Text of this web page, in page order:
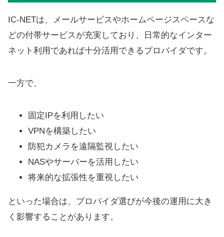
IC-NETは、メールサービスやホームページスペースな
どの付帯サービスが充実しており、日常的なインター
ネット利用であれば十分活用できるプロバイダです。
一方で、
固定IPを利用したい
VPNを構築したい
防犯カメラを遠隔監視したい
NASやサーバーを活用したい
将来的な拡張性を重視したい
といった場合は、プロバイダ選びが今後の運用に大き
く影響することがあります。